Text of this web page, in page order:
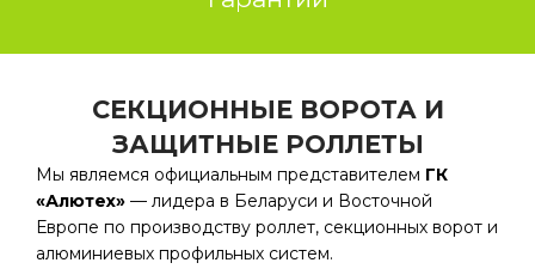
СЕКЦИОННЫЕ ВОРОТА И
ЗАЩИТНЫЕ РОЛЛЕТЫ
Мы являемся официальным представителем ГК
«Алютех» — лидера в Беларуси и Восточной
Европе по производству роллет, секционных ворот и
алюминиевых профильных систем.